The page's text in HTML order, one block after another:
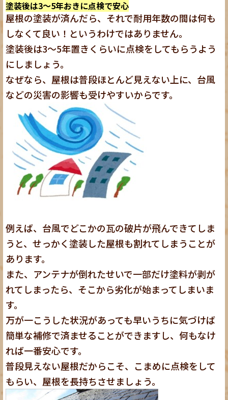
塗装後は3～5年おきに点検で安心
屋根の塗装が済んだら、それで耐用年数の間は何も
しなくて良い！というわけではありません。
塗装後は3～5年置きくらいに点検をしてもらうよう
にしましょう。
なぜなら、屋根は普段ほとんど見えない上に、台風
などの災害の影響も受けやすいからです。
例えば、台風でどこかの瓦の破片が飛んできてしま
うと、せっかく塗装した屋根も割れてしまうことが
あります。
また、アンテナが倒れたせいで一部だけ塗料が剥が
れてしまったら、そこから劣化が始まってしまいま
す。
万が一こうした状況があっても早いうちに気づけば
簡単な補修で済ませることができますし、何もなけ
れば一番安心です。
普段見えない屋根だからこそ、こまめに点検をして
もらい、屋根を長持ちさせましょう。